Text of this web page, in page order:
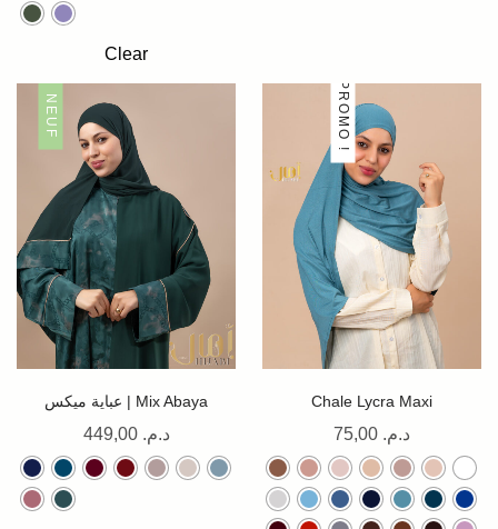
Clear
NEUF
عباية ميكس | Mix Abaya
د.م. 449,00
PROMO !
Chale Lycra Maxi
د.م.